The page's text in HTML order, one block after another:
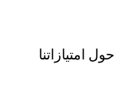
امتيازاتنا